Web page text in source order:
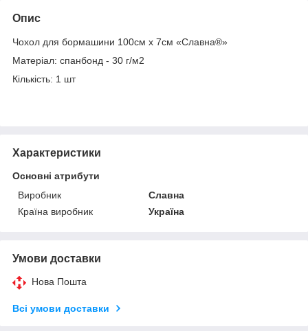
Опис
Чохол для бормашини 100см х 7см «Славна®»
Матеріал: спанбонд - 30 г/м2
Кількість: 1 шт
Характеристики
Основні атрибути
Виробник
Славна
Країна виробник
Україна
Умови доставки
Нова Пошта
Всі умови доставки